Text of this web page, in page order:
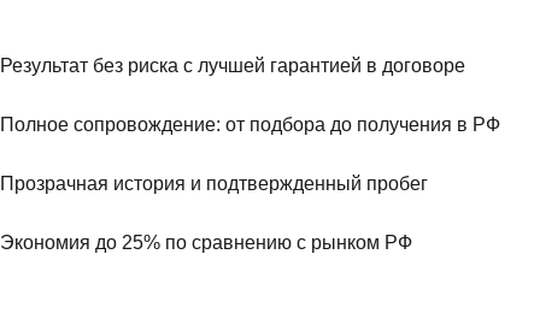
Результат без риска с лучшей гарантией в договоре
Полное сопровождение: от подбора до получения в РФ
Прозрачная история и подтвержденный пробег
Экономия до 25% по сравнению с рынком РФ